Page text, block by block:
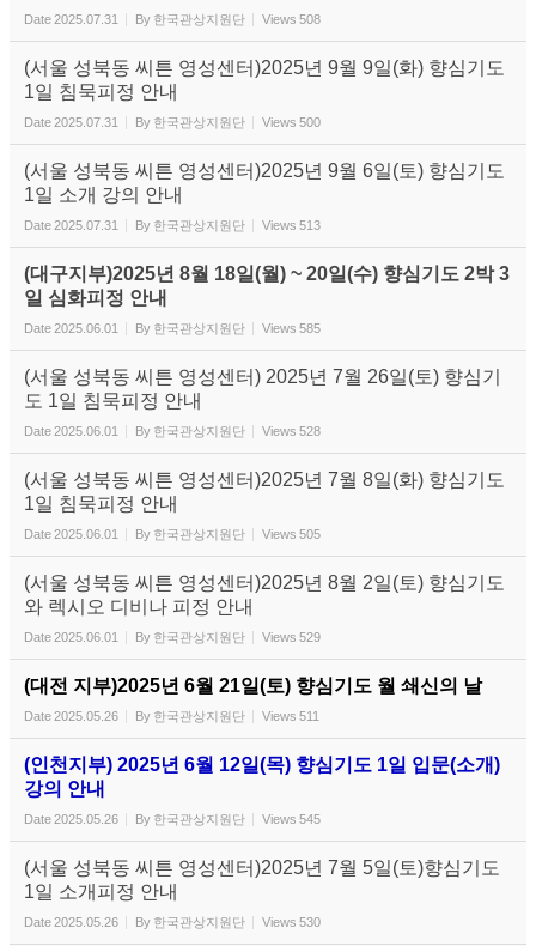
Date2025.07.31 By 한국관상지원단 Views 508
(서울 성북동 씨튼 영성센터)2025년 9월 9일(화) 향심기도
1일 침묵피정 안내
Date2025.07.31 By 한국관상지원단 Views 500
(서울 성북동 씨튼 영성센터)2025년 9월 6일(토) 향심기도
1일 소개 강의 안내
Date2025.07.31 By 한국관상지원단 Views 513
(대구지부)2025년 8월 18일(월) ~ 20일(수) 향심기도 2박 3
일 심화피정 안내
Date2025.06.01 By 한국관상지원단 Views 585
(서울 성북동 씨튼 영성센터) 2025년 7월 26일(토) 향심기
도 1일 침묵피정 안내
Date2025.06.01 By 한국관상지원단 Views 528
(서울 성북동 씨튼 영성센터)2025년 7월 8일(화) 향심기도
1일 침묵피정 안내
Date2025.06.01 By 한국관상지원단 Views 505
(서울 성북동 씨튼 영성센터)2025년 8월 2일(토) 향심기도
와 렉시오 디비나 피정 안내
Date2025.06.01 By 한국관상지원단 Views 529
(대전 지부)2025년 6월 21일(토) 향심기도 월 쇄신의 날
Date2025.05.26 By 한국관상지원단 Views 511
(인천지부) 2025년 6월 12일(목) 향심기도 1일 입문(소개)
강의 안내
Date2025.05.26 By 한국관상지원단 Views 545
(서울 성북동 씨튼 영성센터)2025년 7월 5일(토)향심기도
1일 소개피정 안내
Date2025.05.26 By 한국관상지원단 Views 530